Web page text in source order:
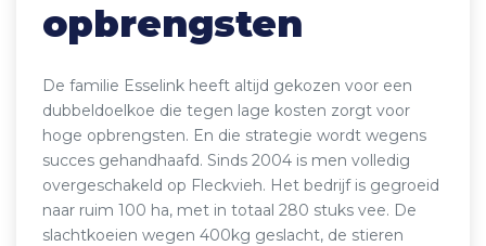
opbrengsten
De familie Esselink heeft altijd gekozen voor een
dubbeldoelkoe die tegen lage kosten zorgt voor
hoge opbrengsten. En die strategie wordt wegens
succes gehandhaafd. Sinds 2004 is men volledig
overgeschakeld op Fleckvieh. Het bedrijf is gegroeid
naar ruim 100 ha, met in totaal 280 stuks vee. De
slachtkoeien wegen 400kg geslacht, de stieren